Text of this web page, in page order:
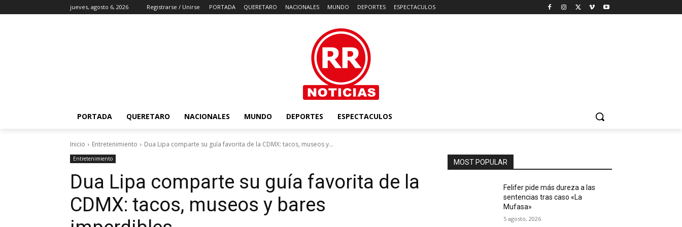
jueves, agosto 6, 2026 Registrarse / Unirse PORTADA QUERETARO NACIONALES MUNDO DEPORTES ESPECTACULOS
PORTADA QUERETARO NACIONALES MUNDO DEPORTES ESPECTACULOS
Inicio Entretenimiento Dua Lipa comparte su guía favorita de la CDMX: tacos, museos y...
Entretenimiento
Dua Lipa comparte su guía favorita de la
CDMX: tacos, museos y bares
MOST POPULAR
Felifer pide más dureza a las
sentencias tras caso «La
Mufasa»
5 agosto, 2026